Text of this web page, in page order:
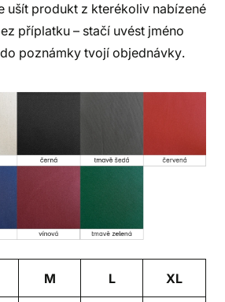
ušít produkt z kterékoliv nabízené
příplatku – stačí uvést jméno
poznámky tvojí objednávky.
M L XL